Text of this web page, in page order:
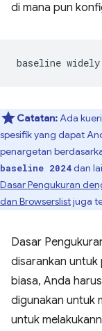
di mana pun
Catatan:Ada
spesifik yang dapat
penargetan
baseline 2024dan
Dasar Pengukuran
dan Browserslistjuga
Dasar
disarankan
biasa, Anda
digunakan untuk
untuk